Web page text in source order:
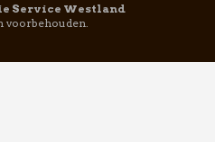
Service Westland
voorbehouden.